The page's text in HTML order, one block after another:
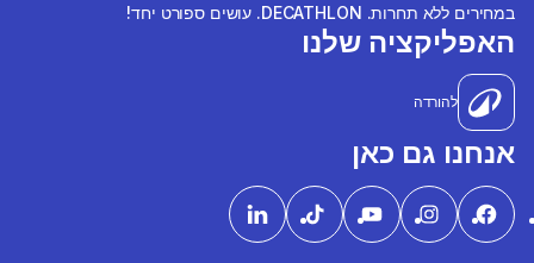
במחירים ללא תחרות. DECATHLON. עושים ספורט יחד!
האפליקציה שלנו
להורדה
אנחנו גם כאן